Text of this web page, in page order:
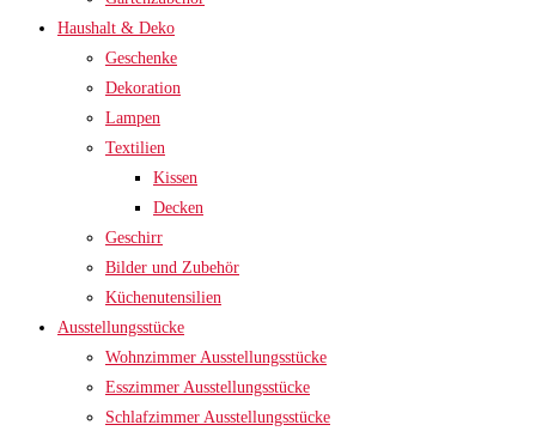
Haushalt & Deko
Geschenke
Dekoration
Lampen
Textilien
Kissen
Decken
Geschirr
Bilder und Zubehör
Küchenutensilien
Ausstellungsstücke
Wohnzimmer Ausstellungsstücke
Esszimmer Ausstellungsstücke
Schlafzimmer Ausstellungsstücke